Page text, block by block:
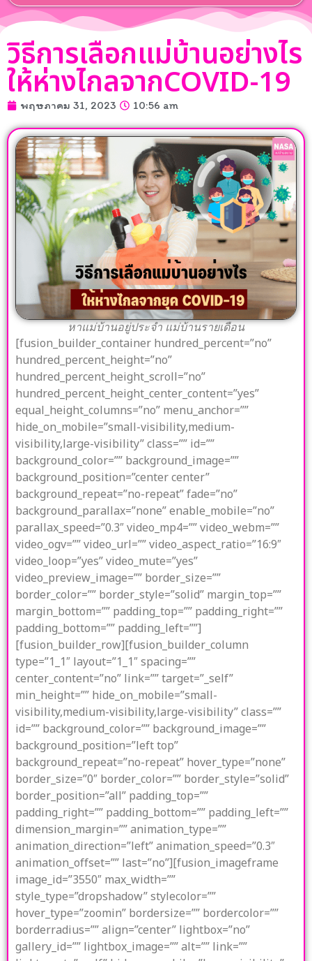
วิธีการเลือกแม่บ้านอย่างไร
ให้ห่างไกลจากCOVID-19
พฤษภาคม 31, 2023 10:56 am
หาแม่บ้านอยู่ประจำ แม่บ้านรายเดือน
[fusion_builder_container hundred_percent=”no”
hundred_percent_height=”no”
hundred_percent_height_scroll=”no”
hundred_percent_height_center_content=”yes”
equal_height_columns=”no” menu_anchor=””
hide_on_mobile=”small-visibility,medium-
visibility,large-visibility” class=”” id=””
background_color=”” background_image=””
background_position=”center center”
background_repeat=”no-repeat” fade=”no”
background_parallax=”none” enable_mobile=”no”
parallax_speed=”0.3″ video_mp4=”” video_webm=””
video_ogv=”” video_url=”” video_aspect_ratio=”16:9″
video_loop=”yes” video_mute=”yes”
video_preview_image=”” border_size=””
border_color=”” border_style=”solid” margin_top=””
margin_bottom=”” padding_top=”” padding_right=””
padding_bottom=”” padding_left=””]
[fusion_builder_row][fusion_builder_column
type=”1_1″ layout=”1_1″ spacing=””
center_content=”no” link=”” target=”_self”
min_height=”” hide_on_mobile=”small-
visibility,medium-visibility,large-visibility” class=””
id=”” background_color=”” background_image=””
background_position=”left top”
background_repeat=”no-repeat” hover_type=”none”
border_size=”0″ border_color=”” border_style=”solid”
border_position=”all” padding_top=””
padding_right=”” padding_bottom=”” padding_left=””
dimension_margin=”” animation_type=””
animation_direction=”left” animation_speed=”0.3″
animation_offset=”” last=”no”][fusion_imageframe
image_id=”3550″ max_width=””
style_type=”dropshadow” stylecolor=””
hover_type=”zoomin” bordersize=”” bordercolor=””
borderradius=”” align=”center” lightbox=”no”
gallery_id=”” lightbox_image=”” alt=”” link=””